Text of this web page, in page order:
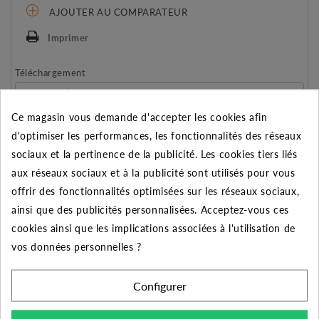
AJOUTER AU COMPARATEUR
Imprimer
Téléchargement
MONTAGE RACCORDS PLASSON (83.38K)
7140 PLASSON (1.04M)
REMISE SUR LA QUANTITÉ
Appliquée dans le panier
5 2% Jusqu'à5,63 €
Jusqu'à
Ce magasin vous demande d'accepter les cookies afin
d'optimiser les performances, les fonctionnalités des réseaux
sociaux et la pertinence de la publicité. Les cookies tiers liés
aux réseaux sociaux et à la publicité sont utilisés pour vous
offrir des fonctionnalités optimisées sur les réseaux sociaux,
ainsi que des publicités personnalisées. Acceptez-vous ces
cookies ainsi que les implications associées à l'utilisation de
vos données personnelles ?
Configurer